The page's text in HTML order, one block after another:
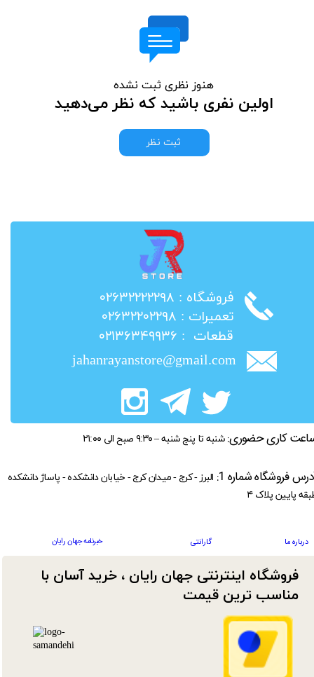
هنوز نظری ثبت نشده
اولین نفری باشید که نظر می‌دهید
ثبت نظر
​فروشگاه : ۰۲۶۳۲۲۲۲۲۹۸
​تعمیرات : ۰۲۶۳۲۲۰۲۲۹۸
​قطعات : ۰۲۱۳۶۳۴۹۹۳۶
jahanrayanstore@gmail.com
فروشگاه اینترنتی جهان رایان ، خرید آسان با
مناسب ترین قیمت​​​​​​​
کاری حضوری: شنبه تا پنج شنبه – ۹:۳۰ صبح الی ۲۱:۰۰
درباره ما گارانتی خبرنامه جهان رایان
فروشگاه شماره 1:
البرز - کرج - میدان کرج - خیابان دانشکده - پاساژ دانشکده
پایین پلاک ۴